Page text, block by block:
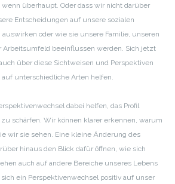
wenn überhaupt. Oder dass wir nicht darüber
Entscheidungen auf unsere sozialen
oder wie sie unsere Familie, unseren
Arbeitsumfeld beeinflussen werden. Sich jetzt
über diese Sichtweisen und Perspektiven
unterschiedliche Arten helfen.
dabei helfen, das Profil
schärfen. Wir können klarer erkennen, warum
wir sie sehen. Eine kleine Änderung des
hinaus den Blick dafür öffnen, wie sich
auch auf andere Bereiche unseres Lebens
ein Perspektivenwechsel positiv auf unser